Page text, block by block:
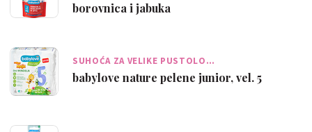
borovnica i jabuka
SUHOĆA ZA VELIKE PUSTOLO…
babylove nature pelene junior, vel. 5